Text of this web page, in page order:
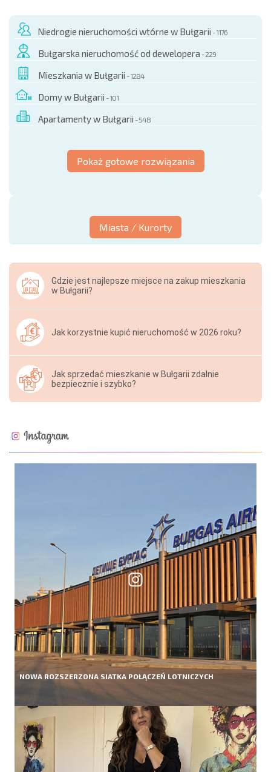
Niedrogie nieruchomości wtórne w Bułgarii - 1176
Bułgarska nieruchomość od dewelopera - 229
Mieszkania w Bułgarii - 1284
Domy w Bułgarii - 101
Apartamenty w Bułgarii - 548
Pokaż gotowe rozwiązania
Miasta / Kurorty
Gdzie jest najlepsze miejsce na zakup mieszkania
w Bułgarii?
Jak korzystnie kupić nieruchomość w 2026 roku?
Jak sprzedać mieszkanie w Bułgarii zdalnie
bezpiecznie i szybko?
NOWA ROZSZERZONA SIATKA POŁĄCZEŃ LOTNICZYCH